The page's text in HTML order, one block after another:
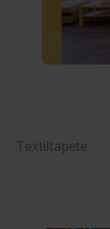
Textiltapete